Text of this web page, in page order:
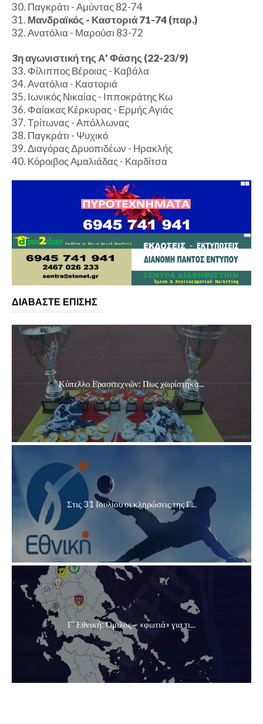
30. Παγκράτι - Αμύντας 82-74
31. Μανδραϊκός - Καστοριά 71-74 (παρ.)
32. Ανατόλια - Μαρούσι 83-72
3η αγωνιστική της Α' Φάσης (22-23/9)
33. Φίλιππος Βέροιας - Καβάλα
34. Ανατόλια - Καστοριά
35. Ιωνικός Νικαίας - Ιπποκράτης Κω
36. Φαίακας Κέρκυρας - Ερμής Αγιάς
37. Τρίτωνας - Απόλλωνας
38. Παγκράτι - Ψυχικό
39. Διαγόρας Δρυοπιδέων - Ηρακλής
40. Κόροιβος Αμαλιάδας - Καρδίτσα
ΔΙΑΒΑΣΤΕ ΕΠΙΣΗΣ
Κύπελλο Ερασιτεχνών: Πως χωρίστηκα...
Στις 31 Ιουλίου οι κληρώσεις της Γ...
Γ’ Εθνική: Όμιλος – «φωτιά» για τι...